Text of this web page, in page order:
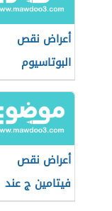
أعراض نقص
البوتاسيوم
والصوديوم في
الجسم
أعراض نقص
فيتامين ج عند
النساء